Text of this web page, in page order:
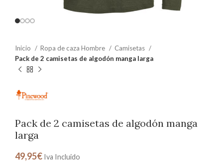
Inicio Ropa de caza Hombre
Camisetas
Pack de 2 camisetas de algodón manga larga
Pack de 2 camisetas de algodón manga
larga
49,95€ Iva Incluido